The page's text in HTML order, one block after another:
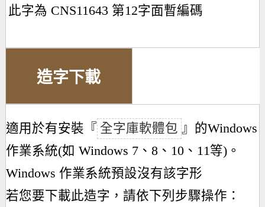
此字為 CNS11643 第12字面暫編碼
造字下載
適用於有安裝『 全字庫軟體包 』的Windows
作業系統(如 Windows 7、8、10、11等)。
Windows 作業系統預設沒有該字形
若您要下載此造字，請依下列步驟操作：